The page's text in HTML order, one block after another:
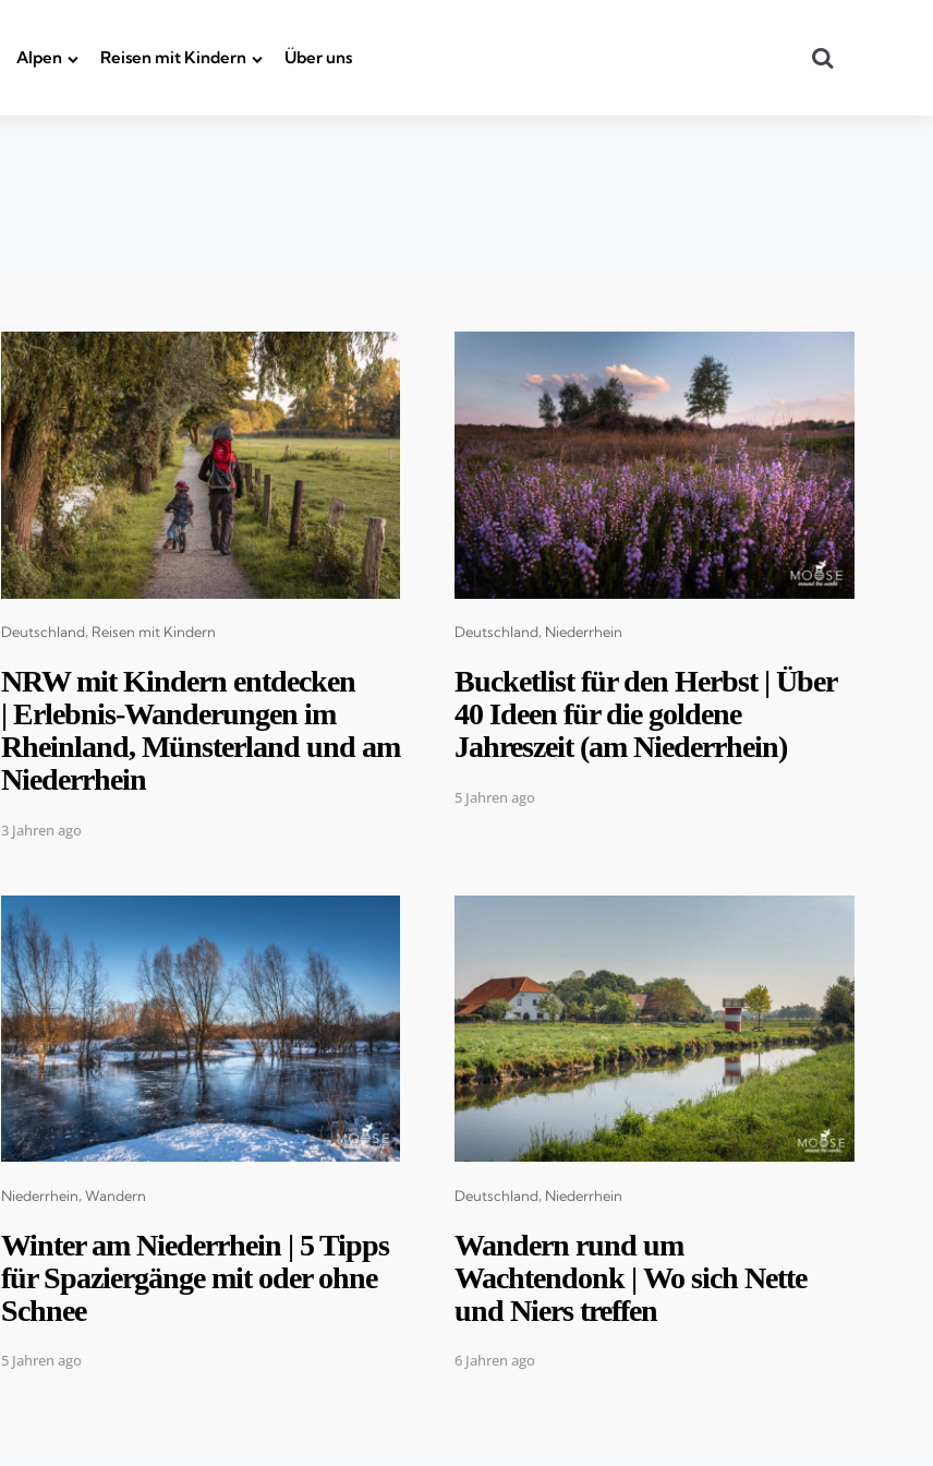
Alpen Reisen mit Kindern Über uns
Categories
Deutschland Reisen mit Kindern
NRW mit Kindern entdecken
| Erlebnis-Wanderungen im
Rheinland, Münsterland und am
Niederrhein
3 Jahren ago
Categories
Deutschland Niederrhein
Bucketlist für den Herbst | Über
40 Ideen für die goldene
Jahreszeit (am Niederrhein)
5 Jahren ago
Categories
Niederrhein Wandern
Winter am Niederrhein | 5 Tipps
für Spaziergänge mit oder ohne
Schnee
5 Jahren ago
Categories
Deutschland Niederrhein
Wandern rund um
Wachtendonk | Wo sich Nette
und Niers treffen
6 Jahren ago